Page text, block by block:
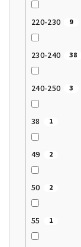
220-230 9
230-240 38
240-250 3
38 1
49 2
50 2
55 1